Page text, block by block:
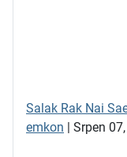
Salak Rak Nai
emkon | Srpen